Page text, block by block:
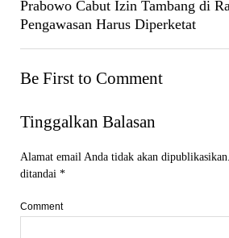
Prabowo Cabut Izin Tambang di
Pengawasan Harus Diperketat
Be First to Comment
Tinggalkan Balasan
Alamat email Anda tidak akan dipublikasikan.
ditandai *
Comment